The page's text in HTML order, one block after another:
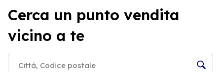
Cerca un punto vendita
vicino a te